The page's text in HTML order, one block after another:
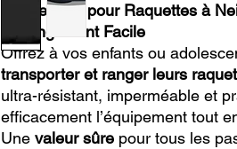
Fourre-Tout pour Raquettes à
& Rangement Facile
Offrez à vos enfants ou
transporter et ranger leurs
ultra-résistant, imperméable et
efficacement l’équipement tout
Une valeur sûre pour tous les